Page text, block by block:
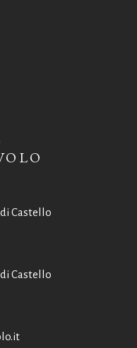
Castello
Castello